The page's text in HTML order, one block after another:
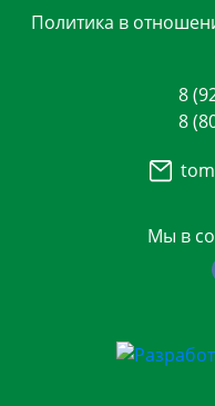
Политика в
Мы в
8
8